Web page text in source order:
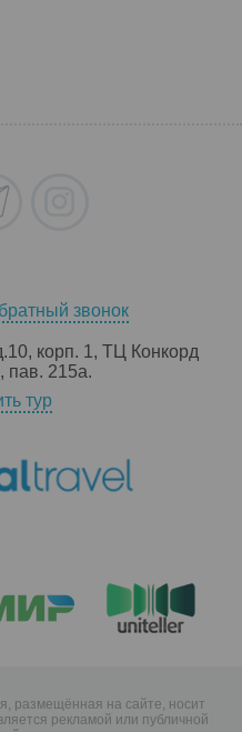
звонок
корп. 1, ТЦ Конкорд
пав. 215a.
тур
размещённая на сайте, носит
рекламой или публичной